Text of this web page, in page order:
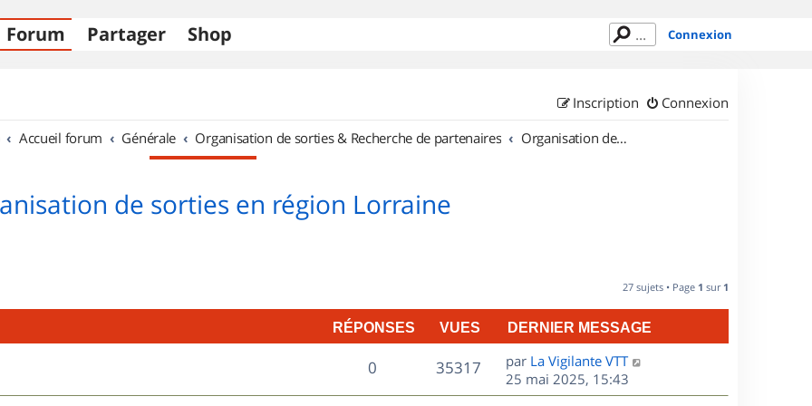
Forum Partager Shop Connexion
Connexion
Inscription
Accueil forum Générale Organisation de sorties & Recherche de partenaires Organisation de sorties en région Lorraine
de sorties en région Lorraine
27 sujets • Page 1 sur 1
RÉPONSES VUES DERNIER MESSAGE
0R
é
35317V
u
D
e
r
par La Vigilante VTT
25 mai 2025, 15:43